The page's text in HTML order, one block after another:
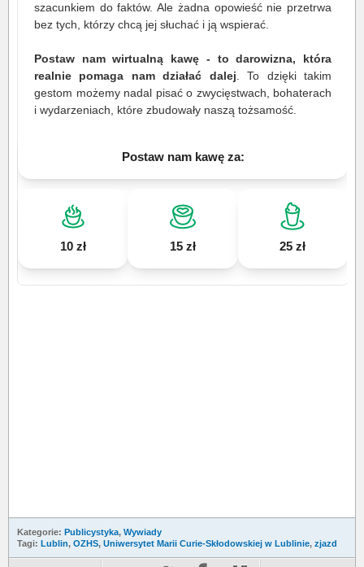
szacunkiem do faktów. Ale żadna opowieść nie przetrwa
bez tych, którzy chcą jej słuchać i ją wspierać.
Postaw nam wirtualną kawę - to darowizna, która
realnie pomaga nam działać dalej . To dzięki takim
gestom możemy nadal pisać o zwycięstwach, bohaterach
i wydarzeniach, które zbudowały naszą tożsamość.
Postaw nam kawę za:
10 zł 15 zł 25 zł
Kategorie: Publicystyka, Wywiady
Tagi: Lublin, OZHS, Uniwersytet Marii Curie-Skłodowskiej w Lublinie, zjazd